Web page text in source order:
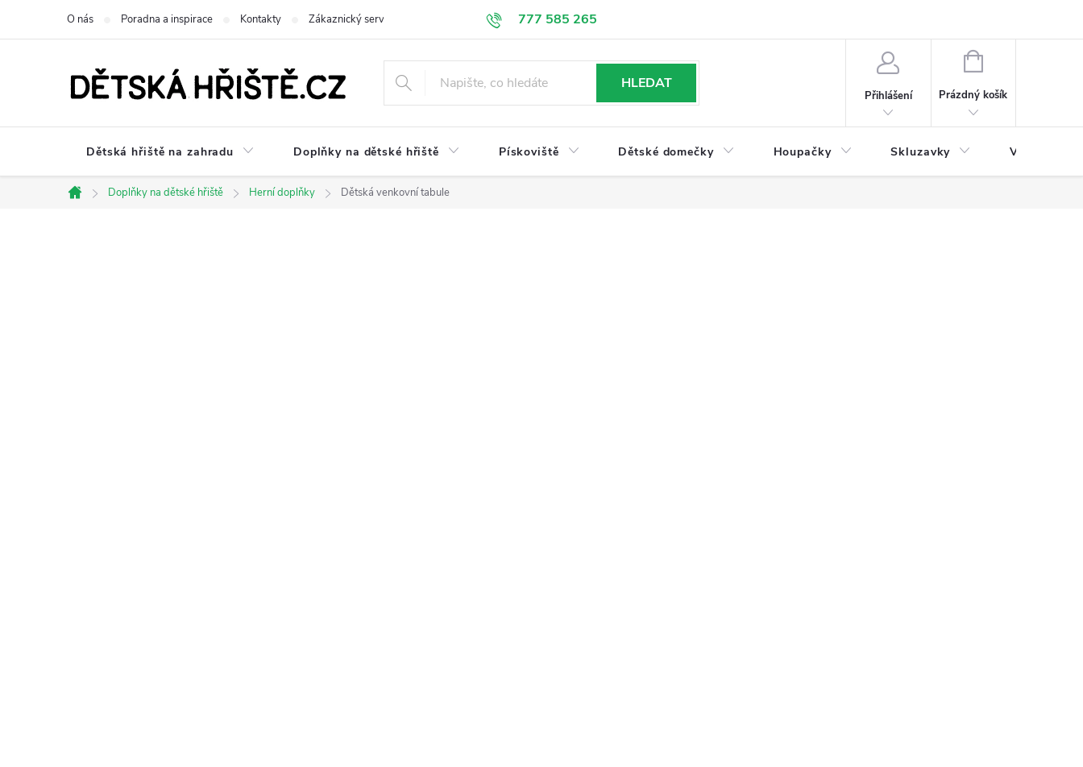
777 585 265
O nás Poradna a inspirace Kontakty Zákaznický servis Doprava a platba Obchodní podmínky
HLEDAT
Přihlášení
NÁKUPNÍ
Prázdný košík
Dětská hřiště na zahradu Doplňky na dětské hřiště Pískoviště Dětské domečky Houpačky Skluzavky Veřejná
Domů
Doplňky na dětské hřiště Herní doplňky Dětská venkovní tabule